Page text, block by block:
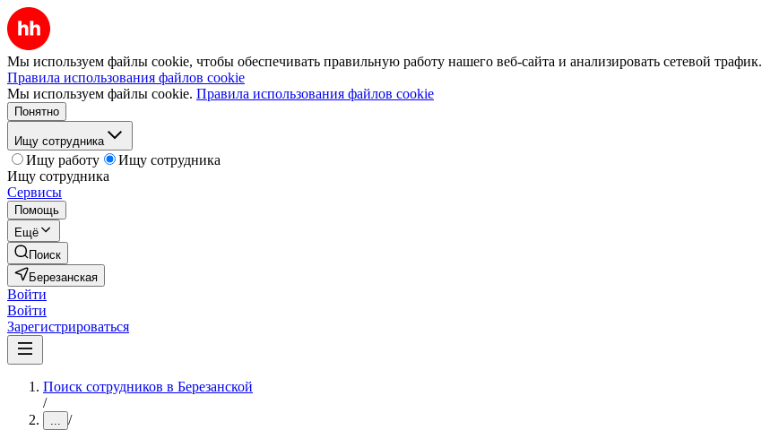
Мы используем файлы cookie, чтобы обеспечивать правильную работу нашего веб-сайта и анализировать сетевой трафик.
Правила использования файлов cookie
Мы используем файлы cookie. Правила использования файлов cookie
Понятно
Ищу сотрудника
Ищу работу
Ищу сотрудника
Ищу сотрудника
Сервисы
Помощь
Ещё
Поиск
Березанская
Войти
Войти
Зарегистрироваться
Поиск сотрудников в Березанской
/
... /